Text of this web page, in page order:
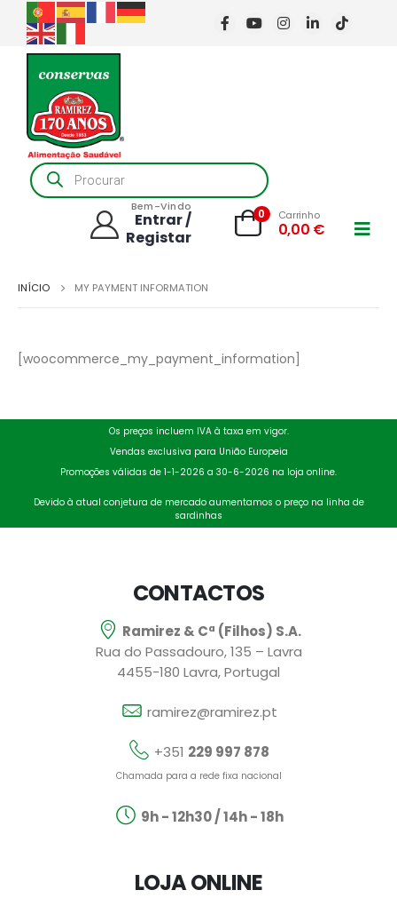
Products
search
Bem-Vindo
Entrar /
Registar
0 Carrinho
0,00 €
INÍCIO MY PAYMENT INFORMATION
[woocommerce_my_payment_information]
Os preços incluem IVA à taxa em vigor.
Vendas exclusiva para União Europeia
Promoções válidas de 1-1-2026 a 30-6-2026 na loja online.
Devido à atual conjetura de mercado aumentamos o preço na linha de
sardinhas
CONTACTOS
Ramirez & Cª (Filhos) S.A.
Rua do Passadouro, 135 – Lavra
4455-180 Lavra, Portugal
ramirez@ramirez.pt
+351 229 997 878
Chamada para a rede fixa nacional
9h - 12h30 / 14h - 18h
LOJA ONLINE